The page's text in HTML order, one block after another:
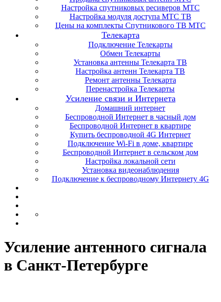
Настройка спутниковых ресиверов МТС
Настройка модуля доступа МТС ТВ
Цены на комплекты Спутникового ТВ МТС
Телекарта
Подключение Телекарты
Обмен Телекарты
Установка антенны Телекарта ТВ
Настройка антенн Телекарта ТВ
Ремонт антенны Телекарта
Перенастройка Телекарты
Усиление связи и Интернета
Домашний интернет
Беспроводной Интернет в часный дом
Беспроводной Интернет в квартире
Купить беспроводной 4G Интернет
Подключение Wi-Fi в доме, квартире
Беспроводной Интернет в сельском дом
Настройка локальной сети
Установка видеонаблюдения
Подключение к беспроводному Интернету 4G
Усиление антенного сигнала
в Санкт-Петербурге